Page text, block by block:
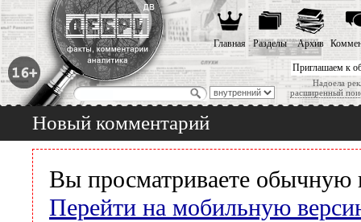
Приглашаем к
Надоела
расширенный
Главная Разделы Архив
Новый комментарий
Вы просматриваете обычную
Перейти на мобильную